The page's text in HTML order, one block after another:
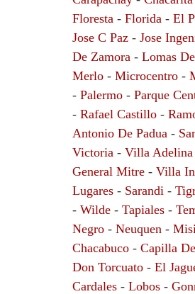
Floresta - Florida - El
Jose C Paz - Jose
De Zamora - Lomas
Merlo - Microcentro -
- Palermo - Parque
- Rafael Castillo -
Antonio De Padua -
Victoria - Villa Adelina
General Mitre - Villa
Lugares - Sarandi -
- Wilde - Tapiales -
Negro - Neuquen -
Chacabuco - Capilla
Don Torcuato - El
Cardales - Lobos -